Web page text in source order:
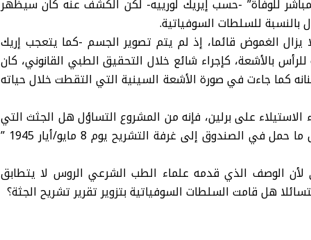
للوفاة” -حسب إيريك لورييه- لكن الكشف عنه كان سيظهر
بالنسبة للسلطات السوفياتية.
يزال الغموض قائما، إذ لم يتم تصوير الجسم -كما يتعجب إريك
بالأشعة، كإجراء شائع خلال التحقيق الطبي القانوني، كان
كما جاءت في صورة الأشعة السينية التي التقطت خلال حياته
على برلين، فإنه من المشروع التساؤل هل الجثث التي
تم تشريحها تعود لهما -كما يقول الطبيب- وهل ما حمل في الصندوق إلى غرفة التشريح يوم 8 مايو/أيار 1945 ”
لأن الوصف الذي قدمه علماء الطب الشرعي الروس لا يتطابق
هل قامت السلطات السوفياتية بتزوير تقرير تشريح الجثة؟